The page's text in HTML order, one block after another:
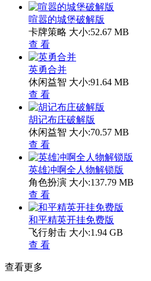
喧嚣的城堡破解版
卡牌策略 大小:52.67 MB
查 看
英勇合并
休闲益智 大小:91.64 MB
查 看
胡记布庄破解版
休闲益智 大小:70.57 MB
查 看
英雄冲啊全人物解锁版
角色扮演 大小:137.79 MB
查 看
和平精英开挂免费版
飞行射击 大小:1.94 GB
查 看
查看更多